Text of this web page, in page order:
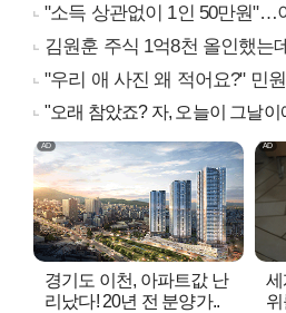
"소득 상관없이 1인 50만원"…
김원훈 주식 1억8천 올인했는
"우리 애 사진 왜 적어요?" 민
"오래 참았죠? 자, 오늘이 그날이
경기도 이천, 아파트값 난
리났다! 20년 전 분양가..
세